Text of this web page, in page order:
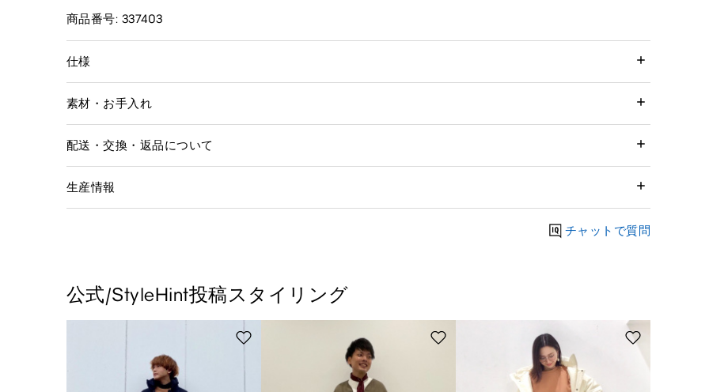
商品番号: 337403
仕様
素材・お手入れ
配送・交換・返品について
生産情報
チャットで質問
公式/StyleHint投稿スタイリング